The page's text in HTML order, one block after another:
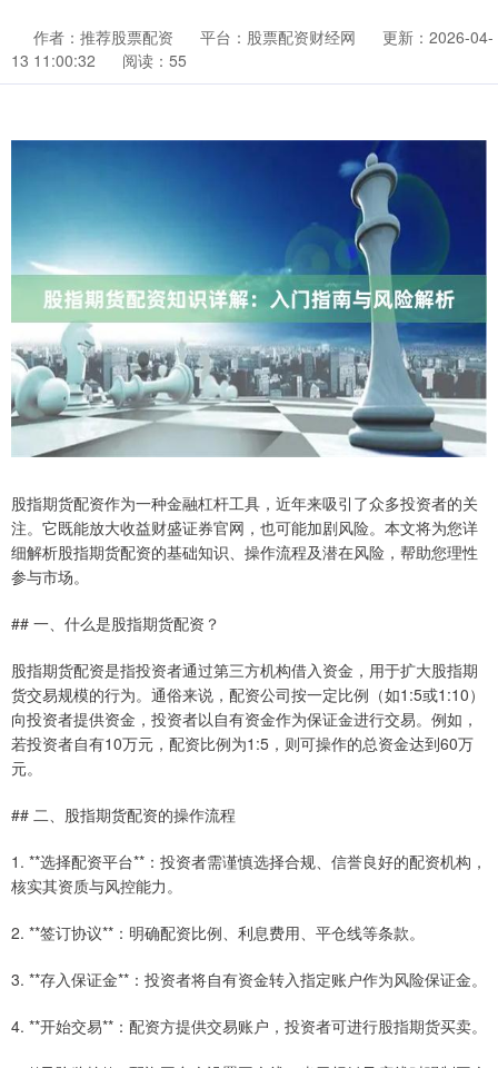
作者：推荐股票配资 平台：股票配资财经网
更新：2026-04-
13 11:00:32
阅读：55
股指期货配资作为一种金融杠杆工具，近年来吸引了众多投资者的关
注。它既能放大收益财盛证券官网，也可能加剧风险。本文将为您详
细解析股指期货配资的基础知识、操作流程及潜在风险，帮助您理性
参与市场。
## 一、什么是股指期货配资？
股指期货配资是指投资者通过第三方机构借入资金，用于扩大股指期
货交易规模的行为。通俗来说，配资公司按一定比例（如1:5或1:10）
向投资者提供资金，投资者以自有资金作为保证金进行交易。例如，
若投资者自有10万元，配资比例为1:5，则可操作的总资金达到60万
元。
## 二、股指期货配资的操作流程
1. **选择配资平台**：投资者需谨慎选择合规、信誉良好的配资机构，
核实其资质与风控能力。
2. **签订协议**：明确配资比例、利息费用、平仓线等条款。
3. **存入保证金**：投资者将自有资金转入指定账户作为风险保证金。
4. **开始交易**：配资方提供交易账户，投资者可进行股指期货买卖。